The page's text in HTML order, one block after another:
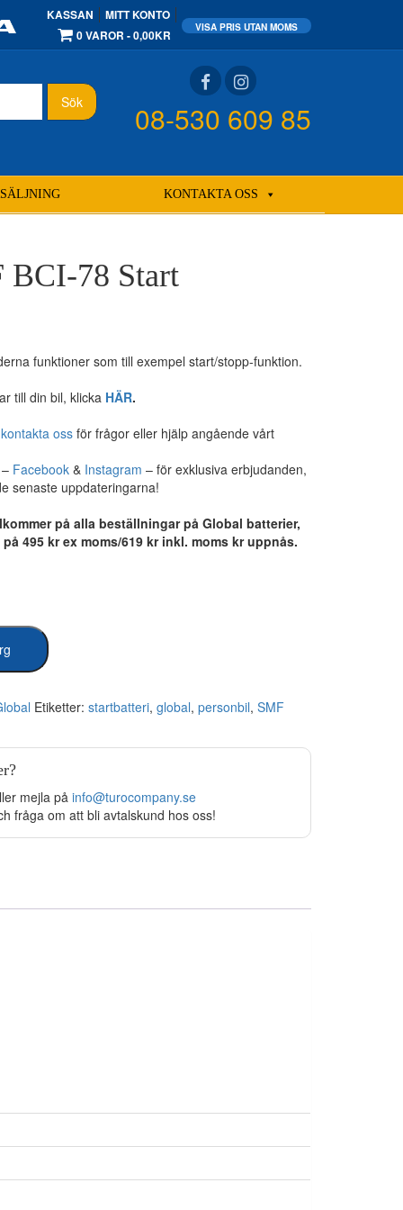
KASSAN
MITT KONTO
0 VAROR
0,00KR
Sök 08-530 609 85
KONTAKTA OSS
BCI-78 Start
funktioner som till exempel start/stopp-funktion.
till din bil, klicka HÄR.
kontakta ossför frågor eller hjälp angående vårt
Facebook& Instagram – för exklusiva erbjudanden,
senaste uppdateringarna!
på alla beställningar på Global batterier,
495 kr ex moms/619 kr inkl. moms kr uppnås.
Etiketter: startbatteri, global, personbil, SMF
mejla på info@turocompany.se
fråga om att bli avtalskund hos oss!